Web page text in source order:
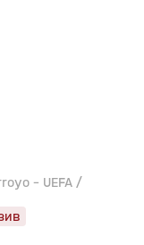
- UEFA /